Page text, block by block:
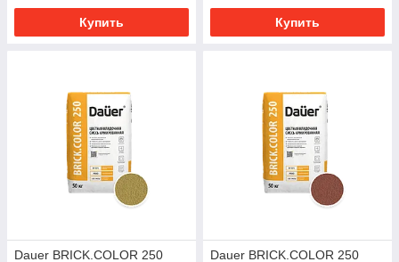
Купить Купить
Dauer BRICK.COLOR 250
Dauer BRICK.COLOR 250